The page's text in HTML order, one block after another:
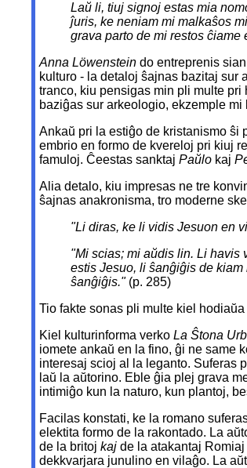
Laŭ li, tiuj signoj estas mia
ĵuris, ke neniam mi malkaŝos
grava parto de mi restos ĉiame
Anna Löwenstein do entreprenis
kulturo - la detaloj ŝajnas bazitaj sur
tranco, kiu pensigas min pli multe
baziĝas sur arkeologio, ekzemple
Ankaŭ pri la estiĝo de kristanismo ŝi
embrio en formo de kvereloj pri kiuj
famuloj. Ĉeestas sanktajPaŭlo kaj
Alia detalo, kiu impresas ne tre
ŝajnas anakronisma, tro moderne
"Li diras, ke li vidis Jesuon en
"Mi scias; mi aŭdis lin. Li havis
estis Jesuo, li ŝanĝiĝis de
ŝanĝiĝis."(p. 285)
Tio fakte sonas pli multe kiel
Kiel kulturinforma verkoLa Ŝtona
iomete ankaŭ en la fino, ĝi ne same
interesaj scioj al la leganto. Suferas
laŭ la aŭtorino. Eble ĝia plej grava
intimiĝo kun la naturo, kun plantoj,
Facilas konstati, ke la romano
elektita formo de la rakontado. La
de la britojkaj de la atakantaj
dekkvarjara junulino en vilaĝo. La